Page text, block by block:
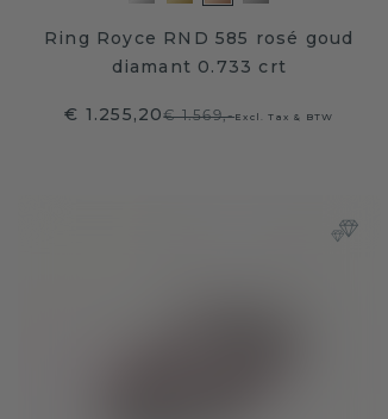
Ring Royce RND 585 rosé goud
diamant 0.733 crt
€ 1.255,20€ 1.569,-Excl. Tax & BTW